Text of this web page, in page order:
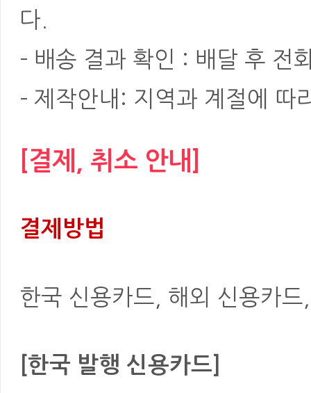
다.
- 배송 결과 확인 : 배달 후 전
- 제작안내: 지역과 계절에 따
[결제, 취소 안내]
결제방법
한국 신용카드, 해외 신용카
[한국 발행 신용카드]